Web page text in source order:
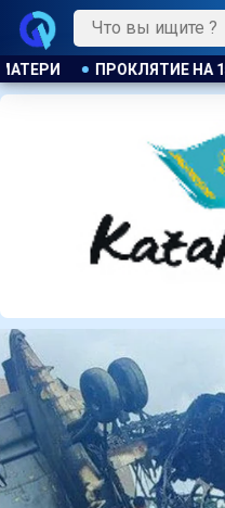
ОБЪЯВИЛ ОБ ОТКРЫТИИ